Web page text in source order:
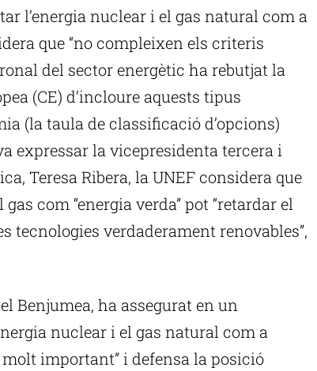
l’energia nuclear i el gas natural com a
que “no compleixen els criteris
del sector energètic ha rebutjat la
(CE) d’incloure aquests tipus
(la taula de classificació d’opcions)
expressar la vicepresidenta tercera i
Teresa Ribera, la UNEF considera que
com “energia verda” pot “retardar el
tecnologies verdaderament renovables”,
Benjumea, ha assegurat en un
nuclear i el gas natural com a
molt important” i defensa la posició